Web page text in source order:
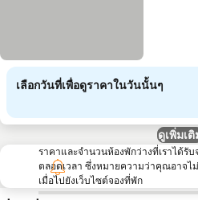
เลือกวันที่เพื่อดูราคาในวันนั้นๆ
ดูเพิ่มเติ
ราคาและจำนวนห้องพักว่างที่เราได้รั
ตลอดเวลา ซึ่งหมายความว่าคุณอาจไ
เมื่อไปยังเว็บไซต์จองที่พัก